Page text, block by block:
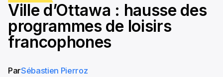
Ville d’Ottawa : hausse des
programmes de loisirs
francophones
ParSébastien Pierroz